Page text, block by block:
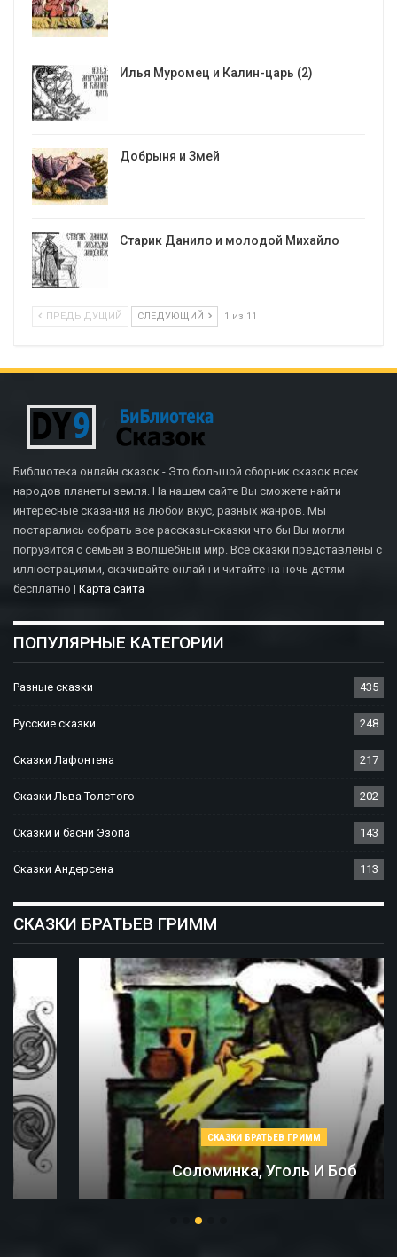
Илья Муромец и Калин-царь (2)
Добрыня и Змей
Старик Данило и молодой Михайло
ПРЕДЫДУЩИЙ СЛЕДУЮЩИЙ 1 из 11
Библиотека онлайн сказок - Это большой сборник сказок всех
народов планеты земля. На нашем сайте Вы сможете найти
интересные сказания на любой вкус, разных жанров. Мы
постарались собрать все рассказы-сказки что бы Вы могли
погрузится с семьёй в волшебный мир. Все сказки представлены с
иллюстрациями, скачивайте онлайн и читайте на ночь детям
бесплатно | Карта сайта
ПОПУЛЯРНЫЕ КАТЕГОРИИ
Разные сказки 435
Русские сказки 248
Сказки Лафонтена 217
Сказки Льва Толстого 202
Сказки и басни Эзопа 143
Сказки Андерсена 113
СКАЗКИ БРАТЬЕВ ГРИММ
СКАЗКИ БРАТЬЕВ ГРИММ
Соломинка, Уголь И Боб